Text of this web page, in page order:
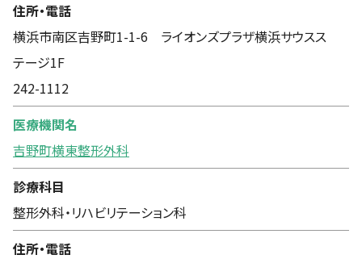
住所・電話
横浜市南区吉野町1-1-6 ライオンズプラザ横浜サウスス
テージ1F
242-1112
医療機関名
吉野町横東整形外科
診療科目
整形外科・リハビリテーション科
住所・電話